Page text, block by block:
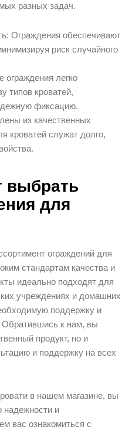
разных задач.
Ограждения обеспечивают
риск случайного
ограждения легко
типов кроватей,
фиксацию.
из качественных
кроватей служат долго,
выбрать
для
ограждений для
стандартам качества и
идеально подходят для
учреждениях и домашних
поддержку и
к нам, вы
продукт, но и
и поддержку на всех
в нашем магазине, вы
надежности и
вас ознакомиться с